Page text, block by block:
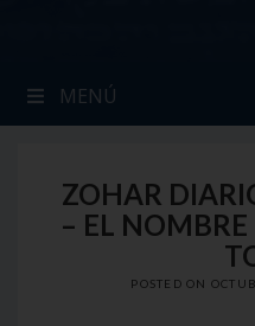
MENÚ
ZOHAR
– EL NOMBRE
POSTED ON